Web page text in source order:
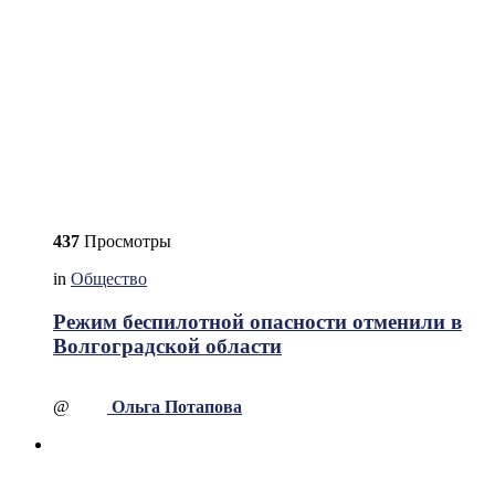
437 Просмотры
in Общество
Режим беспилотной опасности отменили в
Волгоградской области
@ Ольга Потапова